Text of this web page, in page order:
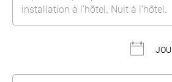
installation à l’hôtel. Nuit à l’hôtel.